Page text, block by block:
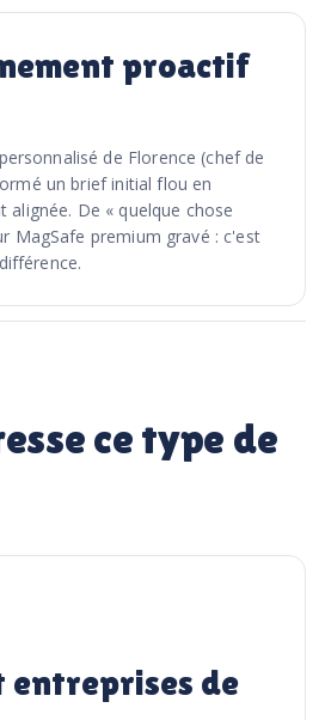
proactif
de Florence (chef de
un brief initial flou en
De « quelque chose
MagSafe premium gravé : c'est
ce type de
entreprises de